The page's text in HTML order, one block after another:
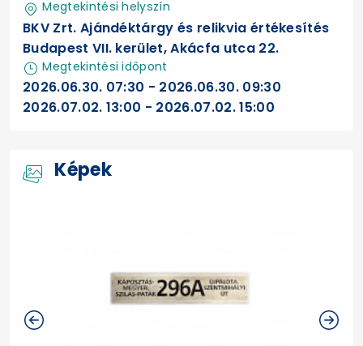
Megtekintési helyszín
BKV Zrt. Ajándéktárgy és relikvia értékesítés
Budapest VII. kerület, Akácfa utca 22.
Megtekintési időpont
2026.06.30. 07:30 - 2026.06.30. 09:30
2026.07.02. 13:00 - 2026.07.02. 15:00
Képek